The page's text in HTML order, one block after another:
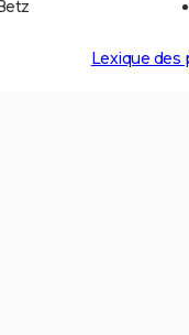
Lexique des